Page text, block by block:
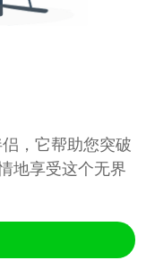
，它帮助您突破
地享受这个无界